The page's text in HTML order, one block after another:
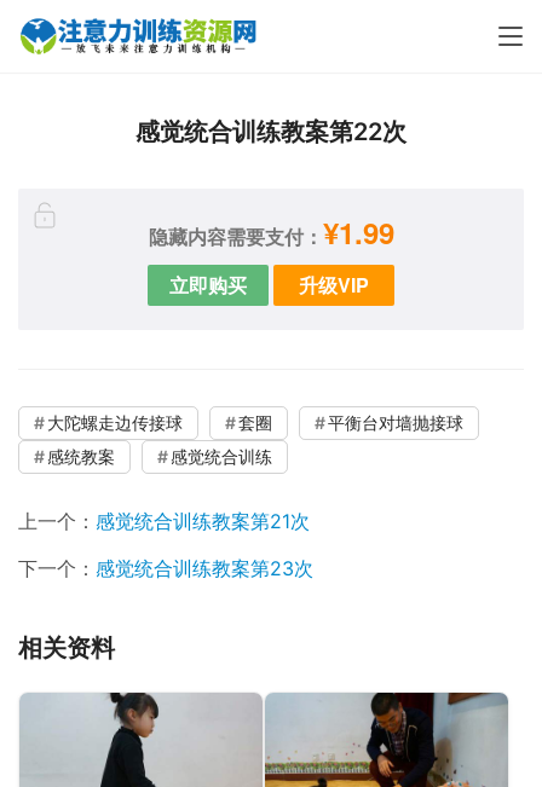
感觉统合训练教案第22次
隐藏内容需要支付： ¥1.99
立即购买 升级VIP
大陀螺走边传接球 套圈
平衡台对墙抛接球
感统教案
感觉统合训练
上一个： 感觉统合训练教案第21次
下一个： 感觉统合训练教案第23次
相关资料